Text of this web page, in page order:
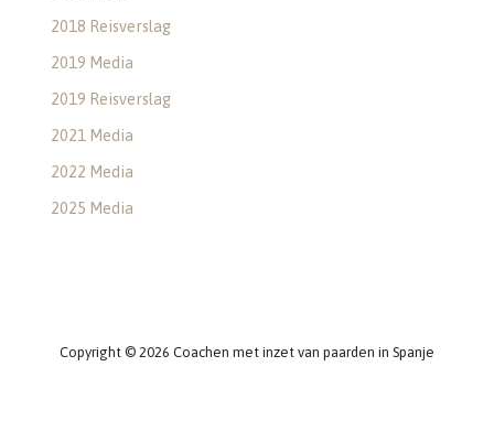
2018 Reisverslag
2019 Media
2019 Reisverslag
2021 Media
2022 Media
2025 Media
Copyright © 2026 Coachen met inzet van paarden in Spanje